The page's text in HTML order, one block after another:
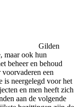
Gilden
maar ook hun
beheer en behoud
een
is neergelegd voor het
en men heeft zich
aan de volgende